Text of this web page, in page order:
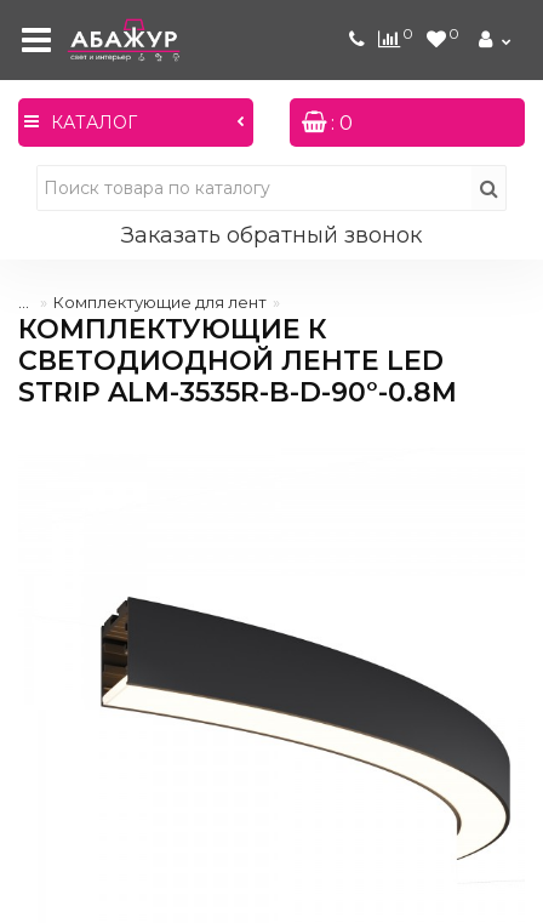
0 0
КАТАЛОГ : 0
Заказать обратный звонок
Комплектующие для лент
КОМПЛЕКТУЮЩИЕ К
СВЕТОДИОДНОЙ ЛЕНТЕ LED
STRIP ALM-3535R-B-D-90°-0.8M